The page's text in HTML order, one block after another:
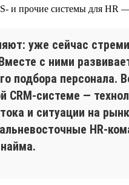
прочие системы для HR
уже сейчас
с ними
подбора
CRM-системе —
и ситуации на
HR-